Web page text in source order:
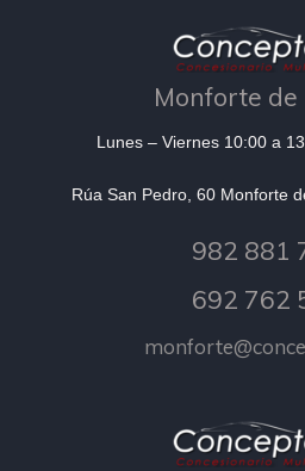
Monforte de
Lunes – Viernes 10:00 a
Rúa San Pedro, 60 Monforte
982 881
692 762